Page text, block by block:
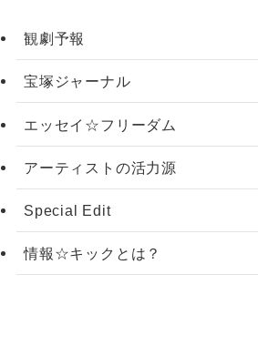
観劇予報
宝塚ジャーナル
エッセイ☆フリーダム
アーティストの活力源
Special Edit
情報☆キックとは？